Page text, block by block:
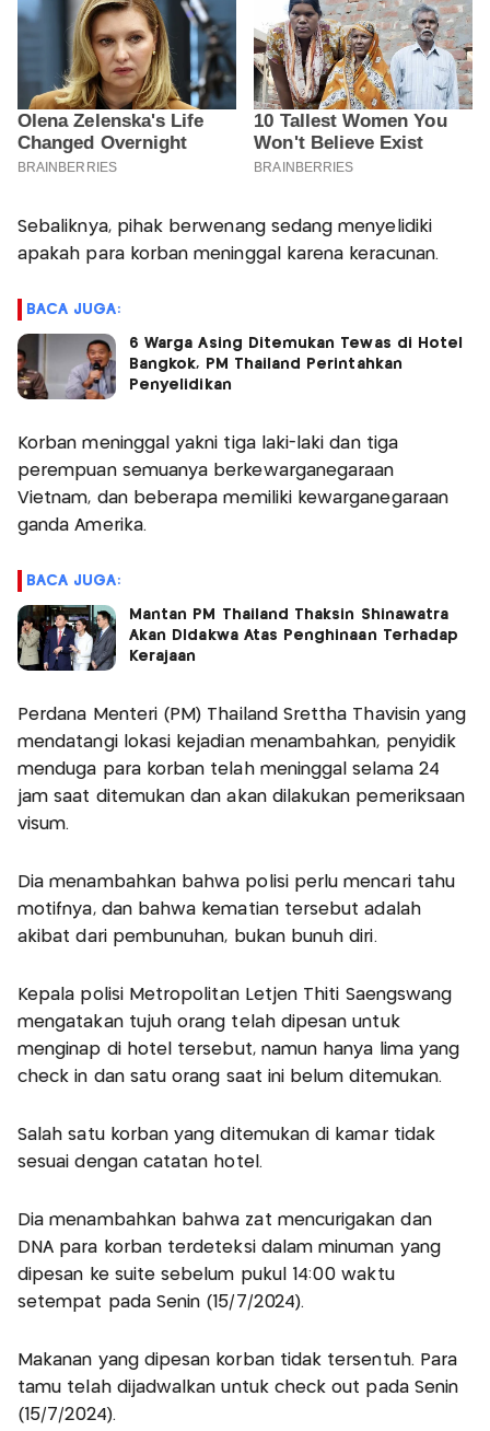
Sebaliknya, pihak berwenang sedang menyelidiki
apakah para korban meninggal karena keracunan.
BACA JUGA:
6 Warga Asing Ditemukan Tewas di Hotel
Bangkok, PM Thailand Perintahkan
Penyelidikan
Korban meninggal yakni tiga laki-laki dan tiga
perempuan semuanya berkewarganegaraan
Vietnam, dan beberapa memiliki kewarganegaraan
ganda Amerika.
BACA JUGA:
Mantan PM Thailand Thaksin Shinawatra
Akan DIdakwa Atas Penghinaan Terhadap
Kerajaan
Perdana Menteri (PM) Thailand Srettha Thavisin yang
mendatangi lokasi kejadian menambahkan, penyidik
menduga para korban telah meninggal selama 24
jam saat ditemukan dan akan dilakukan pemeriksaan
visum.
Dia menambahkan bahwa polisi perlu mencari tahu
motifnya, dan bahwa kematian tersebut adalah
akibat dari pembunuhan, bukan bunuh diri.
Kepala polisi Metropolitan Letjen Thiti Saengswang
mengatakan tujuh orang telah dipesan untuk
menginap di hotel tersebut, namun hanya lima yang
check in dan satu orang saat ini belum ditemukan.
Salah satu korban yang ditemukan di kamar tidak
sesuai dengan catatan hotel.
Dia menambahkan bahwa zat mencurigakan dan
DNA para korban terdeteksi dalam minuman yang
dipesan ke suite sebelum pukul 14:00 waktu
setempat pada Senin (15/7/2024).
Makanan yang dipesan korban tidak tersentuh. Para
tamu telah dijadwalkan untuk check out pada Senin
(15/7/2024).